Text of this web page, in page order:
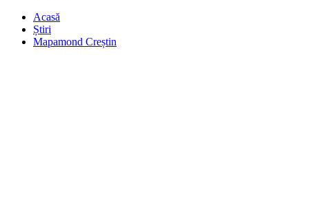
Acasă
Știri
Mapamond Creștin